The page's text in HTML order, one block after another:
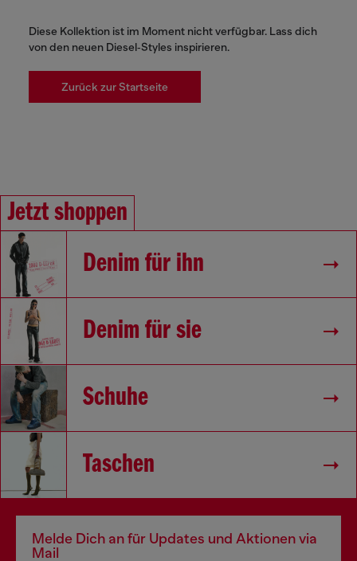
Diese Kollektion ist im Moment nicht verfügbar. Lass dich
von den neuen Diesel‑Styles inspirieren.
Zurück zur Startseite
Jetzt shoppen
Denim für ihn
Denim für sie
Schuhe
Taschen
Melde Dich an für Updates und Aktionen via
Mail